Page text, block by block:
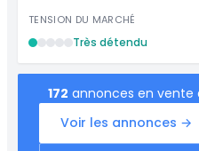
TENSION DU MARCHÉ
Très détendu
172 annonces en vente
Voir les annonces →